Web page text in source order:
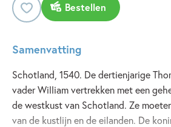
Bestellen
Samenvatting
Schotland, 1540. De dertienjarige
vader William vertrekken met een
de westkust van Schotland. Ze
van de kustlijn en de eilanden. De